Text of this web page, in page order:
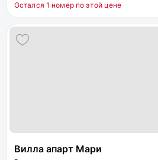
Остался 1 номер по этой цене
Вилла апарт Мари